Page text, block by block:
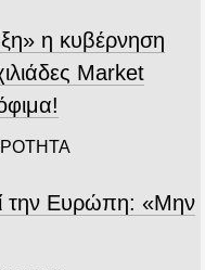
η κυβέρνηση
Market
την Ευρώπη: «Μην